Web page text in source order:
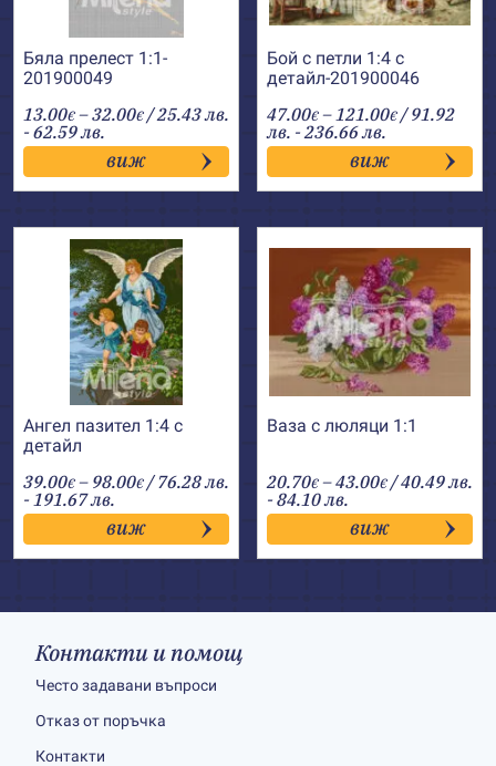
Бяла прелест 1:1-
201900049
13.00€ –32.00€Price
range:
13.00€
through
32.00€
/ 25.43 лв.
- 62.59 лв.
виж
Бой с петли 1:4 с
детайл-201900046
47.00€ –121.00€Price
range:
47.00€
through
121.00€
/ 91.92
лв. - 236.66 лв.
виж
Ангел пазител 1:4 с
детайл
39.00€ – 98.00€Price
range:
39.00€
through
98.00€
/ 76.28 лв.
- 191.67 лв.
виж
Ваза с люляци 1:1
20.70€ –43.00€Price
range:
20.70€
through
43.00€
/ 40.49 лв.
- 84.10 лв.
виж
Контакти и помощ
Често задавани въпроси
Отказ от поръчка
Контакти